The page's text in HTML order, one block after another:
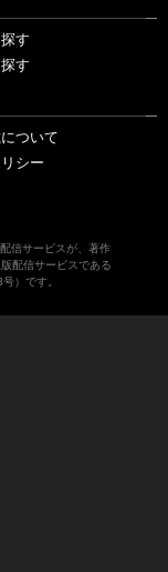
す
す
ついて
シー
信サービスが、著作
配信サービスである
）です。